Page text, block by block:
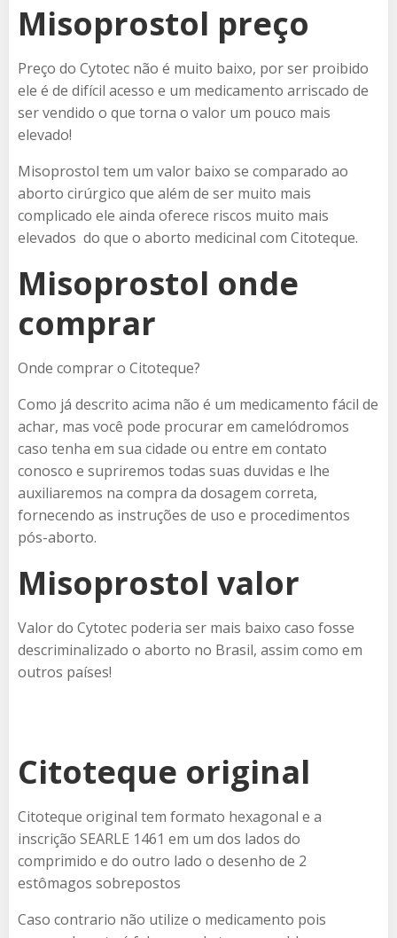
Misoprostol preço
Preço do Cytotec não é muito baixo, por ser proibido
ele é de difícil acesso e um medicamento arriscado de
ser vendido o que torna o valor um pouco mais
elevado!
Misoprostol tem um valor baixo se comparado ao
aborto cirúrgico que além de ser muito mais
complicado ele ainda oferece riscos muito mais
elevados do que o aborto medicinal com Citoteque.
Misoprostol onde
comprar
Onde comprar o Citoteque?
Como já descrito acima não é um medicamento fácil de
achar, mas você pode procurar em camelódromos
caso tenha em sua cidade ou entre em contato
conosco e supriremos todas suas duvidas e lhe
auxiliaremos na compra da dosagem correta,
fornecendo as instruções de uso e procedimentos
pós-aborto.
Misoprostol valor
Valor do Cytotec poderia ser mais baixo caso fosse
descriminalizado o aborto no Brasil, assim como em
outros países!
Citoteque original
Citoteque original tem formato hexagonal e a
inscrição SEARLE 1461 em um dos lados do
comprimido e do outro lado o desenho de 2
estômagos sobrepostos
Caso contrario não utilize o medicamento pois